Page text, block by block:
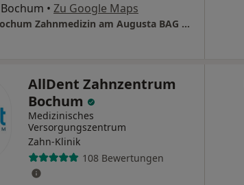
• Zu Google Maps
Zahnklinik Bochum Zahnmedizin am Augusta BAG Dres. Gloger, Späth, Siering, Brodowski
AllDent Zahnzentrum
Bochum
Medizinisches
Versorgungszentrum
Zahn-Klinik
108 Bewertungen